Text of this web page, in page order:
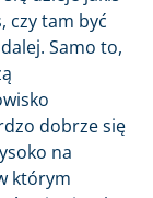
czy tam być
Samo to,
dobrze się
na
którym